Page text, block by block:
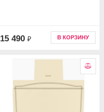
15 490 ₽ В КОРЗИНУ